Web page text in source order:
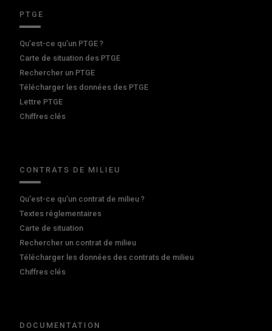
PTGE
Qu’est-ce qu’un PTGE ?
Carte de situation des PTGE
Rechercher un PTGE
Télécharger les données des PTGE
Lettre PTGE
Chiffres clés
CONTRATS DE MILIEU
Qu'est-ce qu'un contrat de milieu ?
Textes réglementaires
Carte de situation
Rechercher un contrat de milieu
Télécharger les données des contrats de milieu
Chiffres clés
DOCUMENTATION